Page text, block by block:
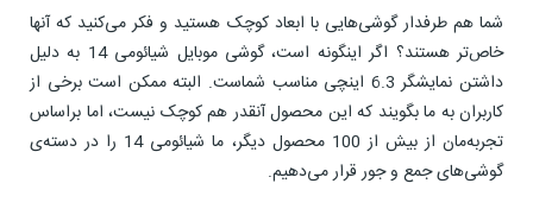
شما هم طرفدار گوشی‌هایی با ابعاد کوچک هستید و فکر می‌کنید که آنها
خاص‌تر هستند؟ اگر اینگونه است، گوشی موبایل شیائومی 14 به دلیل
داشتن نمایشگر 6.3 اینچی مناسب شماست. البته ممکن است برخی از
کاربران به ما بگویند که این محصول آنقدر هم کوچک نیست، اما براساس
تجربه‌مان از بیش از 100 محصول دیگر، ما شیائومی 14 را در دسته‌ی
گوشی‌های جمع و جور قرار می‌دهیم.